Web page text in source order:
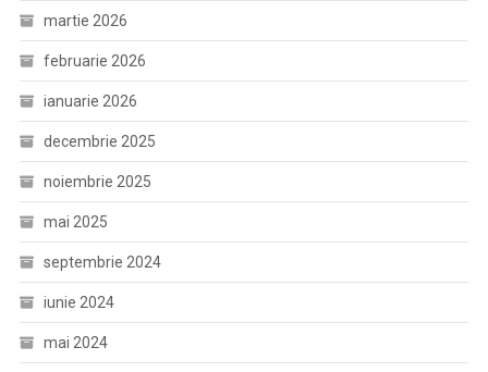
martie 2026
februarie 2026
ianuarie 2026
decembrie 2025
noiembrie 2025
mai 2025
septembrie 2024
iunie 2024
mai 2024